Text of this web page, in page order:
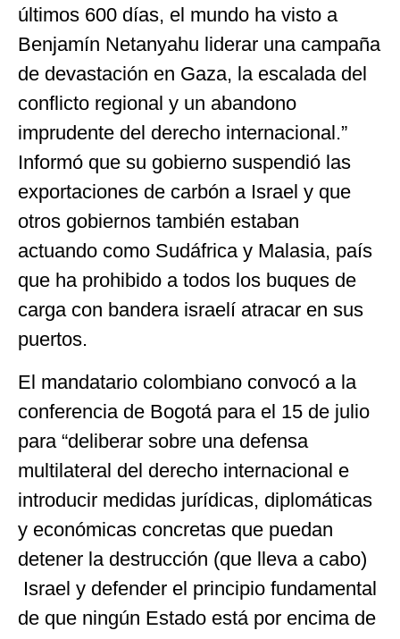
últimos 600 días, el mundo ha visto a
Benjamín Netanyahu liderar una campaña
de devastación en Gaza, la escalada del
conflicto regional y un abandono
imprudente del derecho internacional.”
Informó que su gobierno suspendió las
exportaciones de carbón a Israel y que
otros gobiernos también estaban
actuando como Sudáfrica y Malasia, país
que ha prohibido a todos los buques de
carga con bandera israelí atracar en sus
puertos.
El mandatario colombiano convocó a la
conferencia de Bogotá para el 15 de julio
para “deliberar sobre una defensa
multilateral del derecho internacional e
introducir medidas jurídicas, diplomáticas
y económicas concretas que puedan
detener la destrucción (que lleva a cabo)
Israel y defender el principio fundamental
de que ningún Estado está por encima de